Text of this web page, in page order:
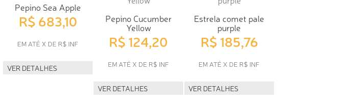
Pepino Sea Apple
R$ 683,10
EM ATÉ X DE R$ INF
VER DETALHES
Pepino Cucumber
Yellow
R$ 124,20
EM ATÉ X DE R$ INF
VER DETALHES
Estrela comet pale
purple
R$ 185,76
EM ATÉ X DE R$ INF
VER DETALHES